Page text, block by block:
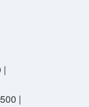
|
|